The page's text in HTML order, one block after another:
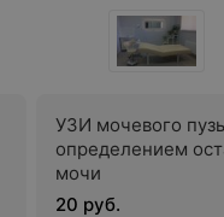
УЗИ мочевого
определением
мочи
20 руб.